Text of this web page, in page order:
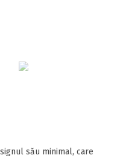
său minimal, care